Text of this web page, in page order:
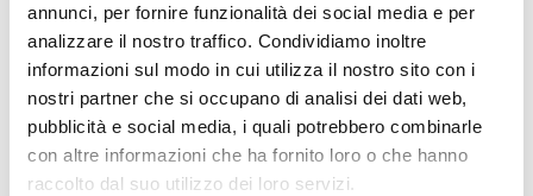
annunci, per fornire funzionalità dei social media e per
analizzare il nostro traffico. Condividiamo inoltre
informazioni sul modo in cui utilizza il nostro sito con i
nostri partner che si occupano di analisi dei dati web,
pubblicità e social media, i quali potrebbero combinarle
con altre informazioni che ha fornito loro o che hanno
raccolto dal suo utilizzo dei loro servizi.